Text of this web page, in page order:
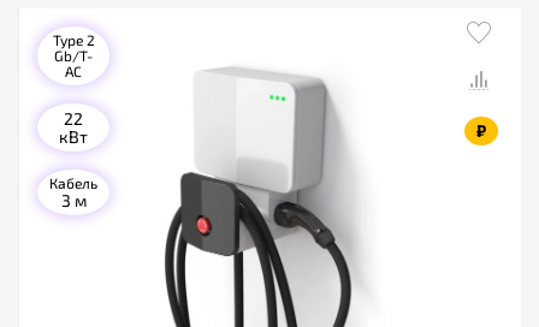
₽
Type 2
Gb/T-
AC
22
кВт
Кабель
3 м